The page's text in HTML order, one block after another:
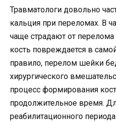
Травматологи довольно
кальция при переломах. В
чаще страдают от
кость повреждается в
правило, перелом шейки
хирургического
процесс формирования
продолжительное время.
реабилитационного